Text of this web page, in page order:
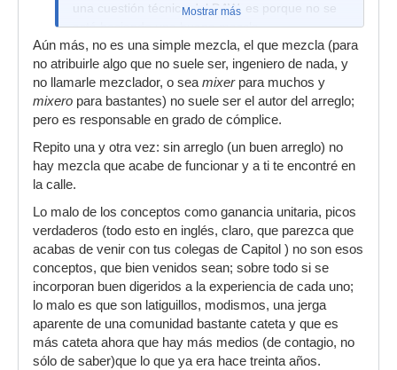
una cuestión técnica del DAW, es porque no se
está haciendo una buena mezcla.
Mostrar más
Aún más, no es una simple mezcla, el que mezcla (para
no atribuirle algo que no suele ser, ingeniero de nada, y
no llamarle mezclador, o seamixerpara muchos y
mixero para bastantes) no suele ser el autor del arreglo;
pero es responsable en grado de cómplice.
Repito una y otra vez: sin arreglo (un buen arreglo) no
hay mezcla que acabe de funcionar y a ti te encontré en
la calle.
Lo malo de los conceptos como ganancia unitaria, picos
verdaderos (todo esto en inglés, claro, que parezca que
acabas de venir con tus colegas de Capitol ) no son esos
conceptos, que bien venidos sean; sobre todo si se
incorporan buen digeridos a la experiencia de cada uno;
lo malo es que son latiguillos, modismos, una jerga
aparente de una comunidad bastante cateta y que es
más cateta ahora que hay más medios (de contagio, no
sólo de saber)que lo que ya era hace treinta años.